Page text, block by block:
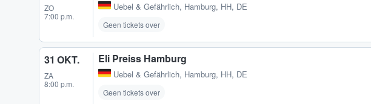
ZO
7:00 p.m.
Uebel & Gefährlich, Hamburg, HH, DE
Geen tickets over
31 OKT.
ZA
8:00 p.m.
Eli Preiss Hamburg
Uebel & Gefährlich, Hamburg, HH, DE
Geen tickets over